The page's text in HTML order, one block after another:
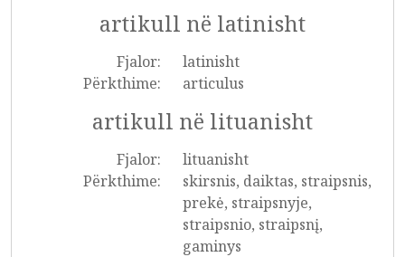
artikull në latinisht
Fjalor:
latinisht
Përkthime:
articulus
artikull në lituanisht
Fjalor:
lituanisht
Përkthime:
skirsnis, daiktas, straipsnis,
prekė, straipsnyje,
straipsnio, straipsnį,
gaminys